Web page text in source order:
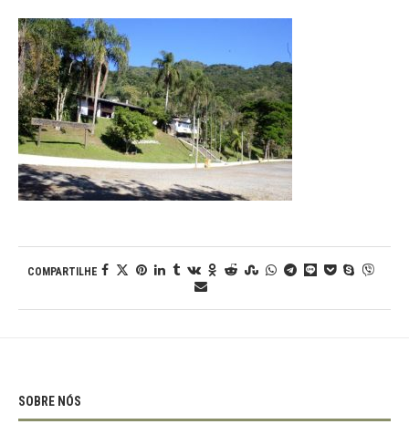
COMPARTILHE
SOBRE NÓS